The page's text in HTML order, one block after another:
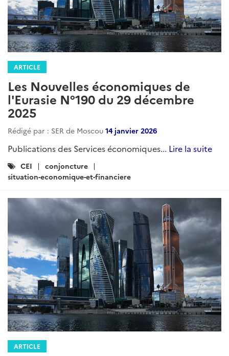
ARTICLE
Les Nouvelles économiques de
l'Eurasie N°190 du 29 décembre
2025
Rédigé par : SER de Moscou 14 janvier 2026
Publications des Services économiques... Lire la suite
Catégories
:
CEI
conjoncture
situation-economique-et-financiere
ARTICLE